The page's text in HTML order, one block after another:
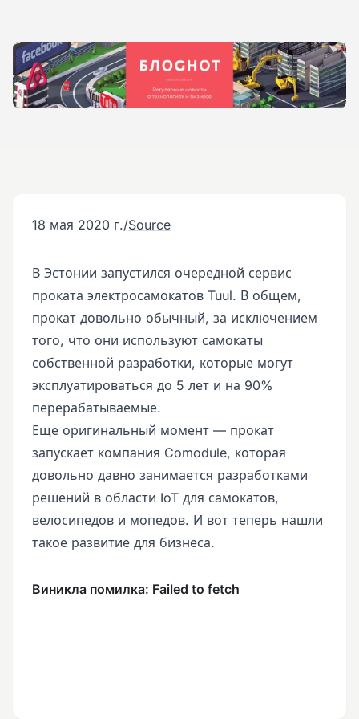
18 мая 2020 г./Source
В Эстонии запустился очередной сервис
проката электросамокатов Tuul. В общем,
прокат довольно обычный, за исключением
того, что они используют самокаты
собственной разработки, которые могут
эксплуатироваться до 5 лет и на 90%
перерабатываемые.
Еще оригинальный момент — прокат
запускает компания Comodule, которая
довольно давно занимается разработками
решений в области IoT для самокатов,
велосипедов и мопедов. И вот теперь нашли
такое развитие для бизнеса.